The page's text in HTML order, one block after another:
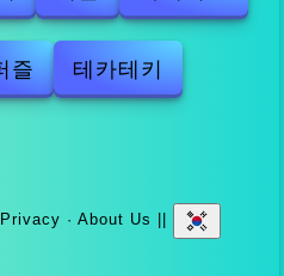
즐 테카테키
Privacy ·About Us ||